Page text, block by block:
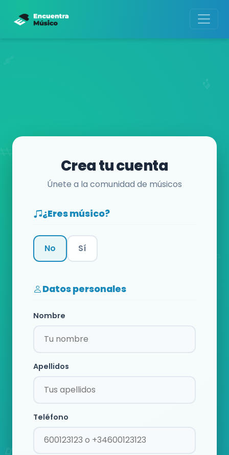
Crea tu cuenta
Únete a la comunidad de músicos
¿Eres músico?
No Sí
Datos personales
Nombre
Apellidos
Teléfono